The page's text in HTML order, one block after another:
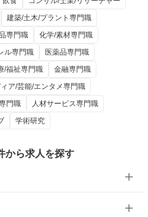
建築/土木/プラント専門職
専門職
化学/素材専門職
ル専門職
医薬品専門職
/福祉専門職
金融専門職
ア/芸能/エンタメ専門職
門職
人材サービス専門職
学術研究
から求人を探す